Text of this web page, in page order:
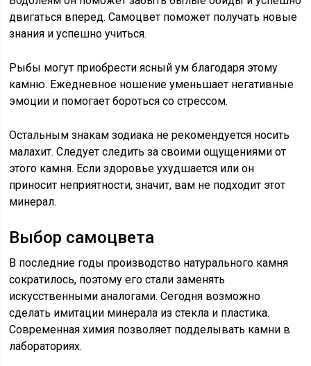
двигаться вперед. Самоцвет поможет получать новые
знания и успешно учиться.
Рыбы могут приобрести ясный ум благодаря этому
камню. Ежедневное ношение уменьшает негативные
эмоции и помогает бороться со стрессом.
Остальным знакам зодиака не рекомендуется носить
малахит. Следует следить за своими ощущениями от
этого камня. Если здоровье ухудшается или он
приносит неприятности, значит, вам не подходит этот
минерал.
Выбор самоцвета
В последние годы производство натурального камня
сократилось, поэтому его стали заменять
искусственными аналогами. Сегодня возможно
сделать имитации минерала из стекла и пластика.
Современная химия позволяет подделывать камни в
лабораториях.